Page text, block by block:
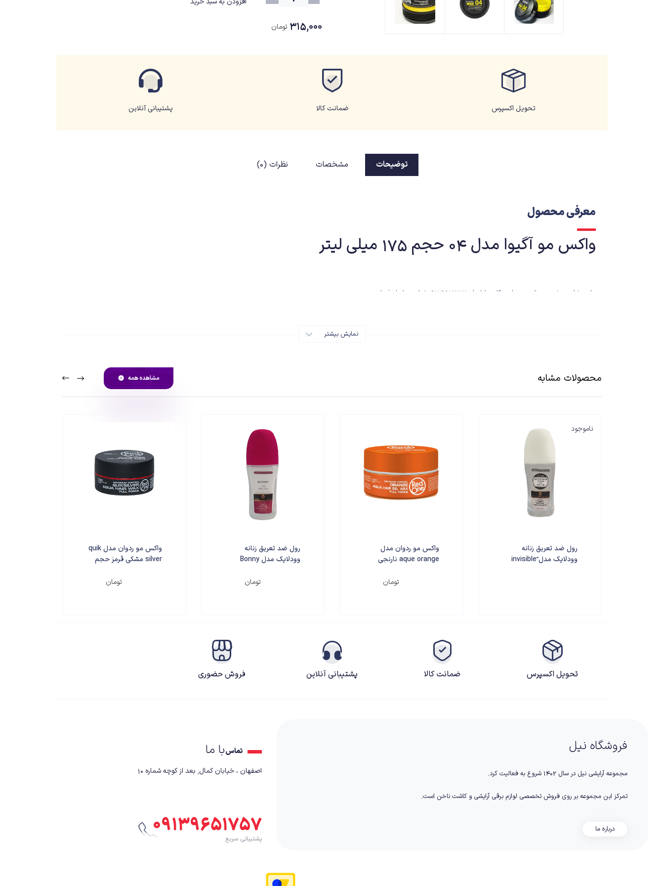
۳۱۵,۰۰۰ تومان
تحویل اکسپرس ضمانت کالا پشتیبانی آنلاین
توضیحات مشخصات نظرات (0)
معرفی محصول
واکس مو آگیوا مدل 04 حجم 175 میلی لیتر
برای مشاوره بیشتر میتوانید در ساعت کاری با شماره 09139651757 تماس حاصل فرمایید
نمایش بیشتر
محصولات مشابه مشاهده همه
رول ضد تعریق زنانه
وودلایک مدل ّinvisible
ناموجود
واکس مو ردوان مدل
aque orange نارنجی
تومان
رول ضد تعریق زنانه
وودلایک مدل Bonny
تومان
واکس مو ردوان مدل quik
silver مشکی قرمز حجم
تومان
تحویل اکسپرس ضمانت کالا پشتیبانی آنلاین فروش حضوری
فروشگاه نیل
مجموعه آرایشی نیل در سال ۱۴۰۲ شروع به فعالیت کرد.
تمرکز این مجموعه بر روی فروش تخصصی لوازم برقی آرایشی و کاشت ناخن است.
درباره ما
تماسبا ما
اصفهان ، خیابان کمال٬ بعد از کوچه شماره ۱۰
۰۹۱۳۹۶۵۱۷۵۷
پشتیبانی سریع